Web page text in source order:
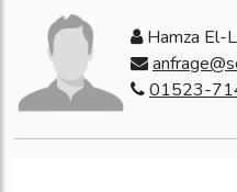
Hamza El-
01523-